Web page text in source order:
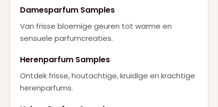
Damesparfum Samples
Van frisse bloemige geuren tot warme en
sensuele parfumcreaties.
Herenparfum Samples
Ontdek frisse, houtachtige, kruidige en krachtige
herenparfums.